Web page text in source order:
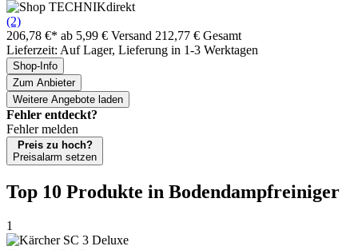
(2)
206,78 €* ab 5,99 € Versand 212,77 € Gesamt
Lieferzeit: Auf Lager, Lieferung in 1-3 Werktagen
Shop-Info
Zum Anbieter
Weitere Angebote laden
Fehler entdeckt?
Fehler melden
Preis zu hoch?
Preisalarm setzen
Top 10 Produkte in Bodendampfreiniger
1